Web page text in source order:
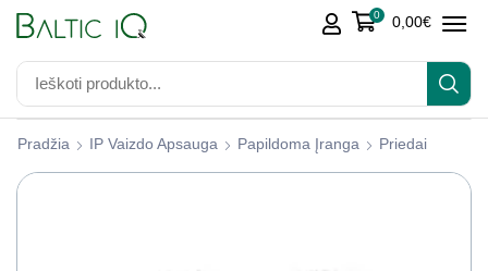
0 0,00€
Pradžia IP Vaizdo Apsauga Papildoma Įranga Priedai